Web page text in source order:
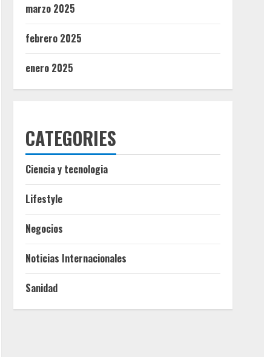
marzo 2025
febrero 2025
enero 2025
CATEGORIES
Ciencia y tecnologia
Lifestyle
Negocios
Noticias Internacionales
Sanidad